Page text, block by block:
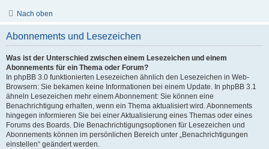
Nach oben
Abonnements und Lesezeichen
Was ist der Unterschied zwischen einem Lesezeichen und einem
Abonnements für ein Thema oder Forum?
In phpBB 3.0 funktionierten Lesezeichen ähnlich den Lesezeichen in Web-
Browsern: Sie bekamen keine Informationen bei einem Update. In phpBB 3.1
ähneln Lesezeichen mehr einem Abonnement: Sie können eine
Benachrichtigung erhalten, wenn ein Thema aktualisiert wird. Abonnements
hingegen informieren Sie bei einer Aktualisierung eines Themas oder eines
Forums des Boards. Die Benachrichtigungsoptionen für Lesezeichen und
Abonnements können im persönlichen Bereich unter „Benachrichtigungen
einstellen“ geändert werden.